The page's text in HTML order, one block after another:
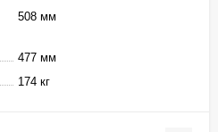
508 мм
477 мм
174 кг